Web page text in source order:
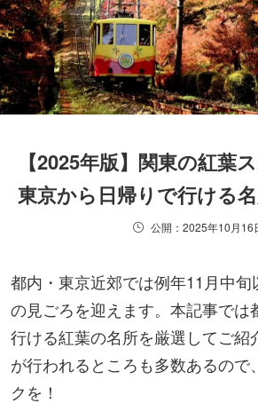
【2025年版】関東の紅葉
東京から日帰りで行ける
公開：2025年10月16
都内・東京近郊では例年11月中
の見ごろを迎えます。本記事では
行ける紅葉の名所を厳選してご紹
が行われるところも多数あるので
クを！